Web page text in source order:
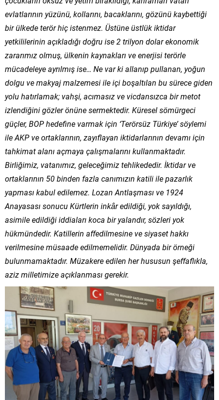
evlatlarının yüzünü, kollarını, bacaklarını, gözünü kaybettiği
bir ülkede terör hiç istenmez. Üstüne üstlük iktidar
yetkililerinin açıkladığı doğru ise 2 trilyon dolar ekonomik
zararımız olmuş, ülkenin kaynakları ve enerjisi terörle
mücadeleye ayrılmış ise… Ne var ki allanıp pullanan, yoğun
dolgu ve makyaj malzemesi ile içi boşaltılan bu sürece giden
yolu hatırlamak; vahşi, acımasız ve vicdansızca bir metot
izlendiğini gözler önüne sermektedir. Küresel sömürgeci
güçler, BOP hedefine varmak için ‘Terörsüz Türkiye’ söylemi
ile AKP ve ortaklarının, zayıflayan iktidarlarının devamı için
tahkimat alanı açmaya çalışmalarını kullanmaktadır.
Birliğimiz, vatanımız, geleceğimiz tehlikededir. İktidar ve
ortaklarının 50 binden fazla canımızın katili ile pazarlık
yapması kabul edilemez. Lozan Antlaşması ve 1924
Anayasası sonucu Kürtlerin inkâr edildiği, yok sayıldığı,
asimile edildiği iddiaları koca bir yalandır, sözleri yok
hükmündedir. Katillerin affedilmesine ve siyaset hakkı
verilmesine müsaade edilmemelidir. Dünyada bir örneği
bulunmamaktadır. Müzakere edilen her hususun şeffaflıkla,
aziz milletimize açıklanması gerekir.